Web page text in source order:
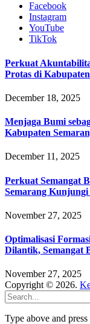
Facebook
Instagram
YouTube
TikTok
Perkuat
Protas di
December 18, 2025
Menjaga Bumi
Kabupaten
December 11, 2025
Perkuat Semangat
Semarang
November 27, 2025
Optimalisasi
Dilantik, Semangat
November 27, 2025
Copyright © 2026.
Type above and press